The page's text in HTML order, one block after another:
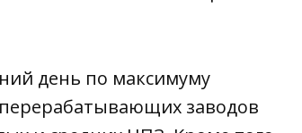
день по максимуму
заводов